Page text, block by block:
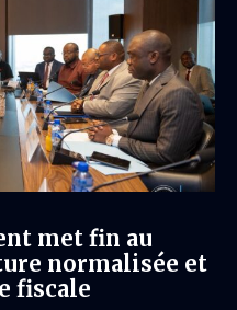
met fin au
normalisée et
fiscale